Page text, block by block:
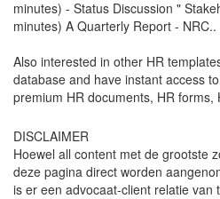
minutes) - Status Discussion "
minutes) A Quarterly Report - NRC..
Also interested in other HR
database and have instant access
premium HR documents, HR forms,
DISCLAIMER
Hoewel all content met de grootste
deze pagina direct worden
is er een advocaat-client relatie van